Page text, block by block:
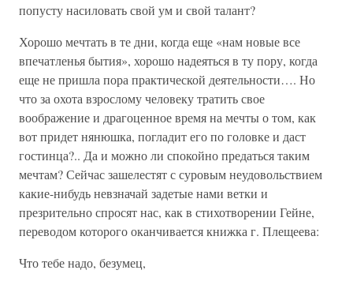
попусту насиловать свой ум и свой талант?
Хорошо мечтать в те дни, когда еще «нам новые все
впечатленья бытия», хорошо надеяться в ту пору, когда
еще не пришла пора практической деятельности…. Но
что за охота взрослому человеку тратить свое
воображение и драгоценное время на мечты о том, как
вот придет нянюшка, погладит его по головке и даст
гостинца?.. Да и можно ли спокойно предаться таким
мечтам? Сейчас зашелестят с суровым неудовольствием
какие-нибудь невзначай задетые нами ветки и
презрительно спросят нас, как в стихотворении Гейне,
переводом которого оканчивается книжка г. Плещеева:
Что тебе надо, безумец,